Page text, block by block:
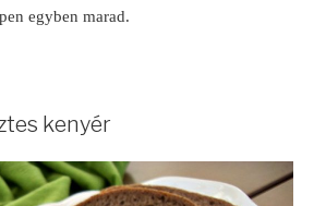
egyben marad.
kenyér